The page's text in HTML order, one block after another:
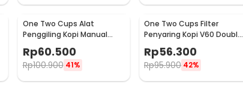
One Two Cups Alat
Penggiling Kopi Manual
Coffee Grinder Adjustable
- RHNHA0176
Rp60.500
Rp100.900 41%
One Two Cups Filter
Penyaring Kopi V60 Double
Layer Coffee Filter - FS-40S
Rp56.300
Rp95.900 42%